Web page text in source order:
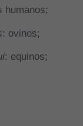
humanos;
: ovinos;
: equinos;